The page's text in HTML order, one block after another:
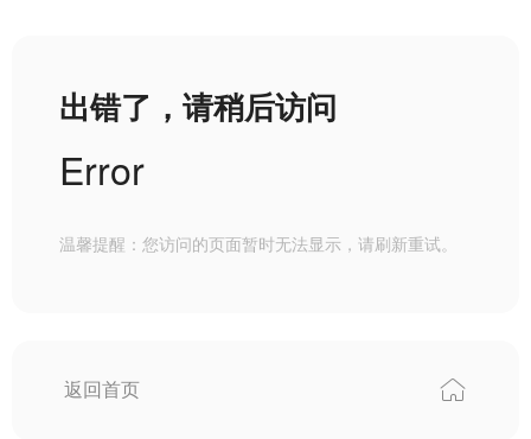
出错了，请稍后访问
Error
温馨提醒：您访问的页面暂时无法显示，请刷新重试。
返回首页